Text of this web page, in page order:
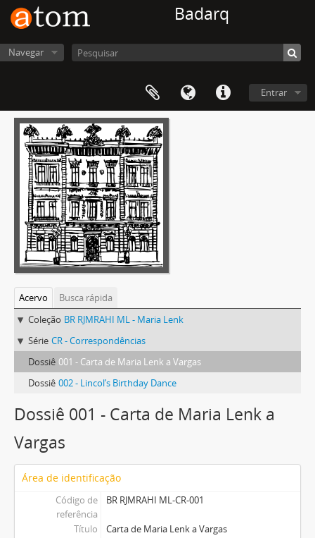
Badarq
Navegar
Entrar
Acervo
Busca rápida
Coleção BR RJMRAHI ML - Maria Lenk
Série CR - Correspondências
Dossiê 001 - Carta de Maria Lenk a Vargas
Dossiê 002 - Lincol’s Birthday Dance
Dossiê 001 - Carta de Maria Lenk a
Vargas
Área de identificação
Código de
referência
BR RJMRAHI ML-CR-001
Título
Carta de Maria Lenk a Vargas